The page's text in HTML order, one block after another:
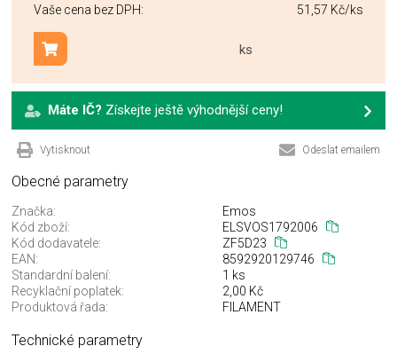
Vaše cena bez DPH: 51,57 Kč/ks
ks
Přidat do košíku
Máte IČ? Získejte ještě výhodnější ceny!
Vytisknout Odeslat emailem
Obecné parametry
Značka:
Emos
Kód zboží:
ELSVOS1792006
Kód dodavatele:
ZF5D23
EAN:
8592920129746
Standardní balení:
1 ks
Recyklační poplatek:
2,00 Kč
Produktová řada:
FILAMENT
Technické parametry